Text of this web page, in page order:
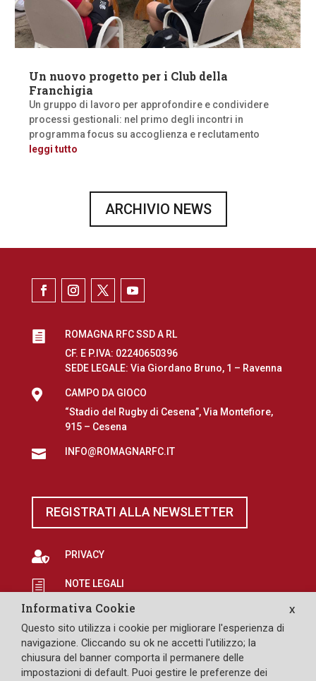
Un nuovo progetto per i Club della
Franchigia
Un gruppo di lavoro per approfondire e condividere
processi gestionali: nel primo degli incontri in
programma focus su accoglienza e reclutamento
leggi tutto
ARCHIVIO NEWS

ROMAGNA RFC SSD A RL
CF. E P.IVA: 02240650396
SEDE LEGALE: Via Giordano Bruno, 1 – Ravenna

CAMPO DA GIOCO
“Stadio del Rugby di Cesena”, Via Montefiore,
915 – Cesena
 INFO@ROMAGNARFC.IT
REGISTRATI ALLA NEWSLETTER
 PRIVACY
h NOTE LEGALI
p EROGAZIONI PUBBLICHE
 SAFEGUARDING
X
Informativa Cookie
Questo sito utilizza i cookie per migliorare l'esperienza di
navigazione. Cliccando su ok ne accetti l'utilizzo; la
chiusura del banner comporta il permanere delle
impostazioni di default. Puoi gestire le preferenze dei